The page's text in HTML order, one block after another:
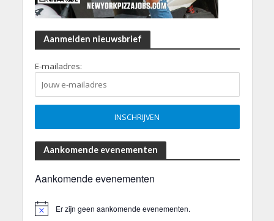
Aanmelden nieuwsbrief
E-mailadres:
Aankomende evenementen
Aankomende evenementen
Er zijn geen aankomende evenementen.